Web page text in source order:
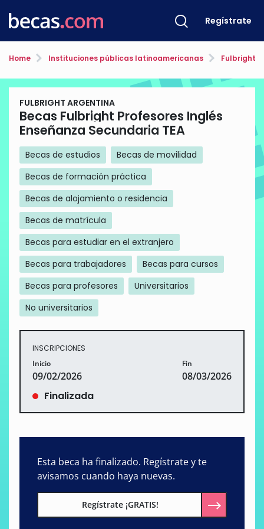
Regístrate
Home Instituciones públicas latinoamericanas Fulbright
FULBRIGHT ARGENTINA
Becas Fulbright Profesores Inglés
Enseñanza Secundaria TEA
Becas de estudios
Becas de movilidad
Becas de formación práctica
Becas de alojamiento o residencia
Becas de matrícula
Becas para estudiar en el extranjero
Becas para trabajadores
Becas para cursos
Becas para profesores
Universitarios
No universitarios
INSCRIPCIONES
Inicio
09/02/2026
Fin
08/03/2026
Finalizada
Esta beca ha finalizado. Regístrate y te
avisamos cuando haya nuevas.
Regístrate ¡GRATIS!